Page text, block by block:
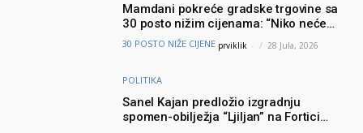
Mamdani pokreće gradske trgovine sa
30 posto nižim cijenama: “Niko neće
brinuti može li prehraniti svoju porodicu”
30 POSTO NIŽE CIJENE prviklik - 28 Jula, 2026
POLITIKA
Sanel Kajan predložio izgradnju
spomen-obilježja “Ljiljan” na Fortici